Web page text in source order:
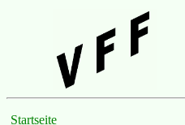
Startseite